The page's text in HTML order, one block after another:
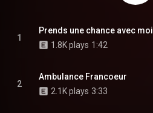
1
Prends une chance avec moi
1.8K plays 1:42
2
Ambulance Francoeur
2.1K plays 3:33